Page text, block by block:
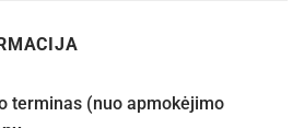
terminas (nuo apmokėjimo